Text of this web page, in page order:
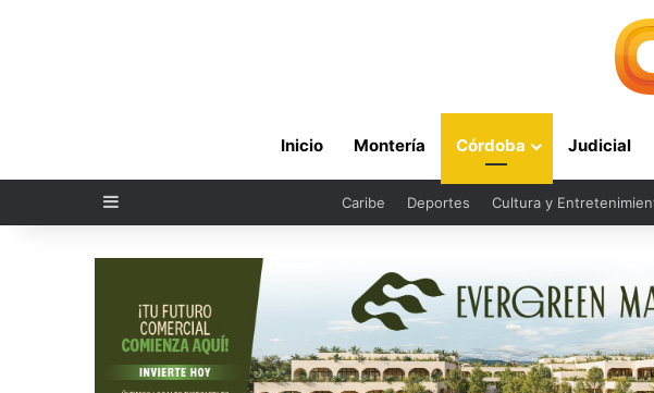
Inicio Montería Córdoba Judicial
Sidebar Caribe Deportes Cultura y